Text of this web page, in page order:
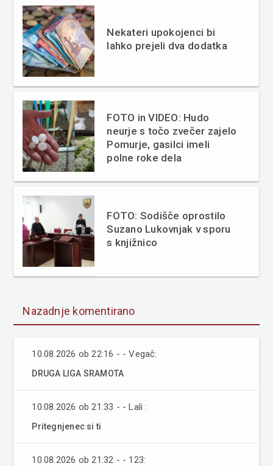
Nekateri upokojenci bi
lahko prejeli dva dodatka
FOTO in VIDEO: Hudo
neurje s točo zvečer zajelo
Pomurje, gasilci imeli
polne roke dela
FOTO: Sodišče oprostilo
Suzano Lukovnjak v sporu
s knjižnico
Nazadnje komentirano
10.08.2026 ob 22:16 - - Vegač:
DRUGA LIGA SRAMOTA
10.08.2026 ob 21:33 - - Lali :
Pritegnjenec si ti
10.08.2026 ob 21:32 - - 123: